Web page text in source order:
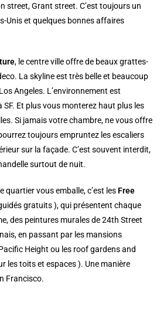
street, Grant street. C’est toujours un
Unis et quelques bonnes affaires
, le centre ville offre de beaux grattes-
La skyline est très belle et beaucoup
Angeles. L’environnement est
SF. Et plus vous monterez haut plus les
Si jamais votre chambre, ne vous offre
toujours empruntez les escaliers
sur la façade. C’est souvent interdit,
surtout de nuit.
quartier vous emballe, c’est les Free
gratuits ), qui présentent chaque
des peintures murales de 24th Street
en passant par les mansions
Height ou les roof gardens and
les toits et espaces ). Une manière
Francisco.